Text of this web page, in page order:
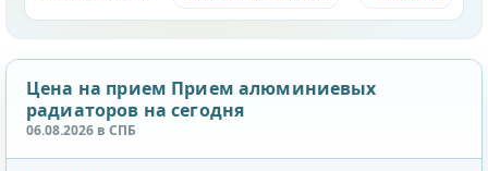
Цена на прием Прием алюминиевых
радиаторов на сегодня
06.08.2026 в СПБ